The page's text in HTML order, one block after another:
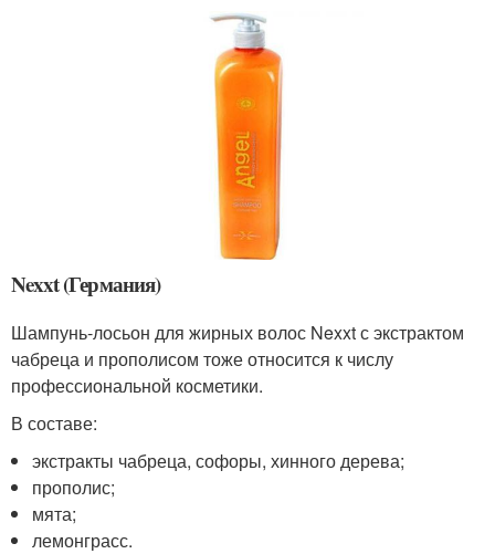
Nexxt (Германия)
Шампунь-лосьон для жирных волос Nexxt с экстрактом
чабреца и прополисом тоже относится к числу
профессиональной косметики.
В составе:
экстракты чабреца, софоры, хинного дерева;
прополис;
мята;
лемонграсс.